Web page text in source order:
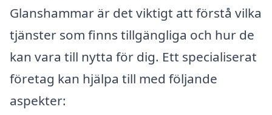
Glanshammar är det viktigt att förstå vilka
tjänster som finns tillgängliga och hur de
kan vara till nytta för dig. Ett specialiserat
företag kan hjälpa till med följande
aspekter: